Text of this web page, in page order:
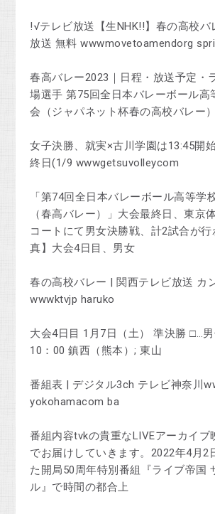
!√テレビ放送【生NHK!!】春の高校バ
放送 無料 wwwmovetoamendorg spri
春高バレー2023｜日程・放送予定・
場選手 第75回全日本バレーボール高
会（ジャパネット杯春の高校バレー
女子決勝、就実×古川学園は13:45開
終日(1/9 wwwgetsuvolleycom
「第74回全日本バレーボール高等学
（春高バレー）」大会最終日、東京
コートにて男女決勝戦、計2試合が
真】大会4日目、男女
春の高校バレー | 関西テレビ放送 カ
wwwktvjp haruko
大会4日目 1月7日（土） 準決勝 □…
10：00 鎮西（熊本）; 東山
番組表 | デジタル3ch テレビ神奈川
yokohamacom ba
番組内容tvkの貴重なLIVEアーカイブ
でお届けしていきます。2022年4月2
た開局50周年特別番組『ライブ帝国
ル』で時間の都合上